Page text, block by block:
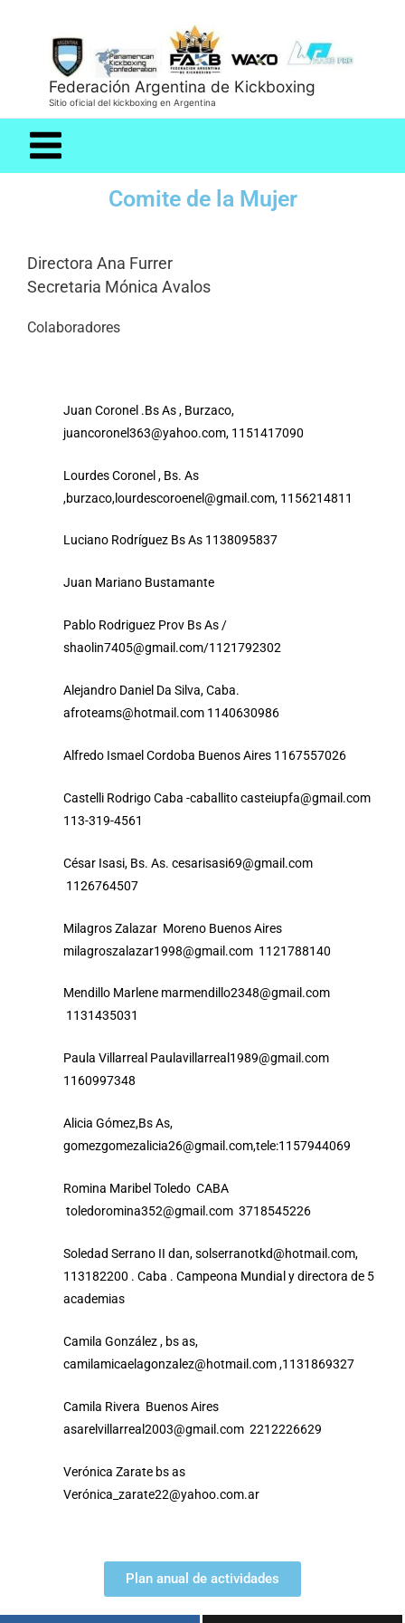
Federación Argentina de Kickboxing
Sitio oficial del kickboxing en Argentina
Comite de la Mujer
Directora Ana Furrer
Secretaria Mónica Avalos
Colaboradores
Juan Coronel .Bs As , Burzaco,
juancoronel363@yahoo.com, 1151417090
Lourdes Coronel , Bs. As
,burzaco,lourdescoroenel@gmail.com, 1156214811
Luciano Rodríguez Bs As 1138095837
Juan Mariano Bustamante
Pablo Rodriguez Prov Bs As /
shaolin7405@gmail.com/1121792302
Alejandro Daniel Da Silva, Caba.
afroteams@hotmail.com 1140630986
Alfredo Ismael Cordoba Buenos Aires 1167557026
Castelli Rodrigo Caba -caballito casteiupfa@gmail.com
113-319-4561
César Isasi, Bs. As. cesarisasi69@gmail.com
1126764507
Milagros Zalazar Moreno Buenos Aires
milagroszalazar1998@gmail.com 1121788140
Mendillo Marlene marmendillo2348@gmail.com
1131435031
Paula Villarreal Paulavillarreal1989@gmail.com
1160997348
Alicia Gómez,Bs As,
gomezgomezalicia26@gmail.com,tele:1157944069
Romina Maribel Toledo CABA
toledoromina352@gmail.com 3718545226
Soledad Serrano II dan, solserranotkd@hotmail.com,
113182200 . Caba . Campeona Mundial y directora de 5
academias
Camila González , bs as,
camilamicaelagonzalez@hotmail.com ,1131869327
Camila Rivera Buenos Aires
asarelvillarreal2003@gmail.com 2212226629
Verónica Zarate bs as
Verónica_zarate22@yahoo.com.ar
Plan anual de actividades